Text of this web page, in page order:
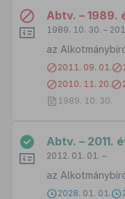
Abtv. – 1989.
1989. 10. 30. –
az
2011. 09. 01.
2010. 11. 20.
1989. 10. 30.
Abtv. – 2011.
2012. 01. 01. –
az
2028. 01. 01.